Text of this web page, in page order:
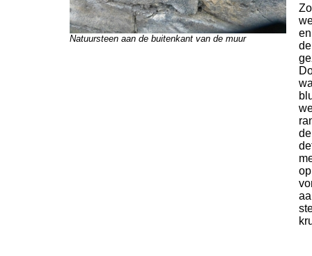
Natuursteen aan de buitenkant van de muur